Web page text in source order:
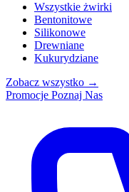
Wszystkie żwirki
Bentonitowe
Silikonowe
Drewniane
Kukurydziane
Zobacz wszystko →
Promocje Poznaj Nas